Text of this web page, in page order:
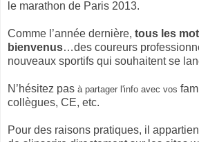
le marathon de Paris 2013.
Comme l’année dernière, tous les
bienvenus…des coureurs
nouveaux sportifs qui souhaitent se
N’hésitez pas à partager l'info avec vos
collègues, CE, etc.
Pour des raisons pratiques, il